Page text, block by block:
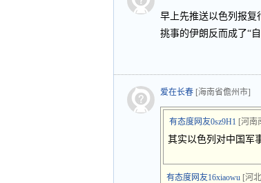
早上先推送以色列报复
挑事的伊朗反而成了“
爱在长春 [海南省儋州市]
有态度网友0sz9H1 [河南
其实以色列对中国军
有态度网友16xiaowu [河